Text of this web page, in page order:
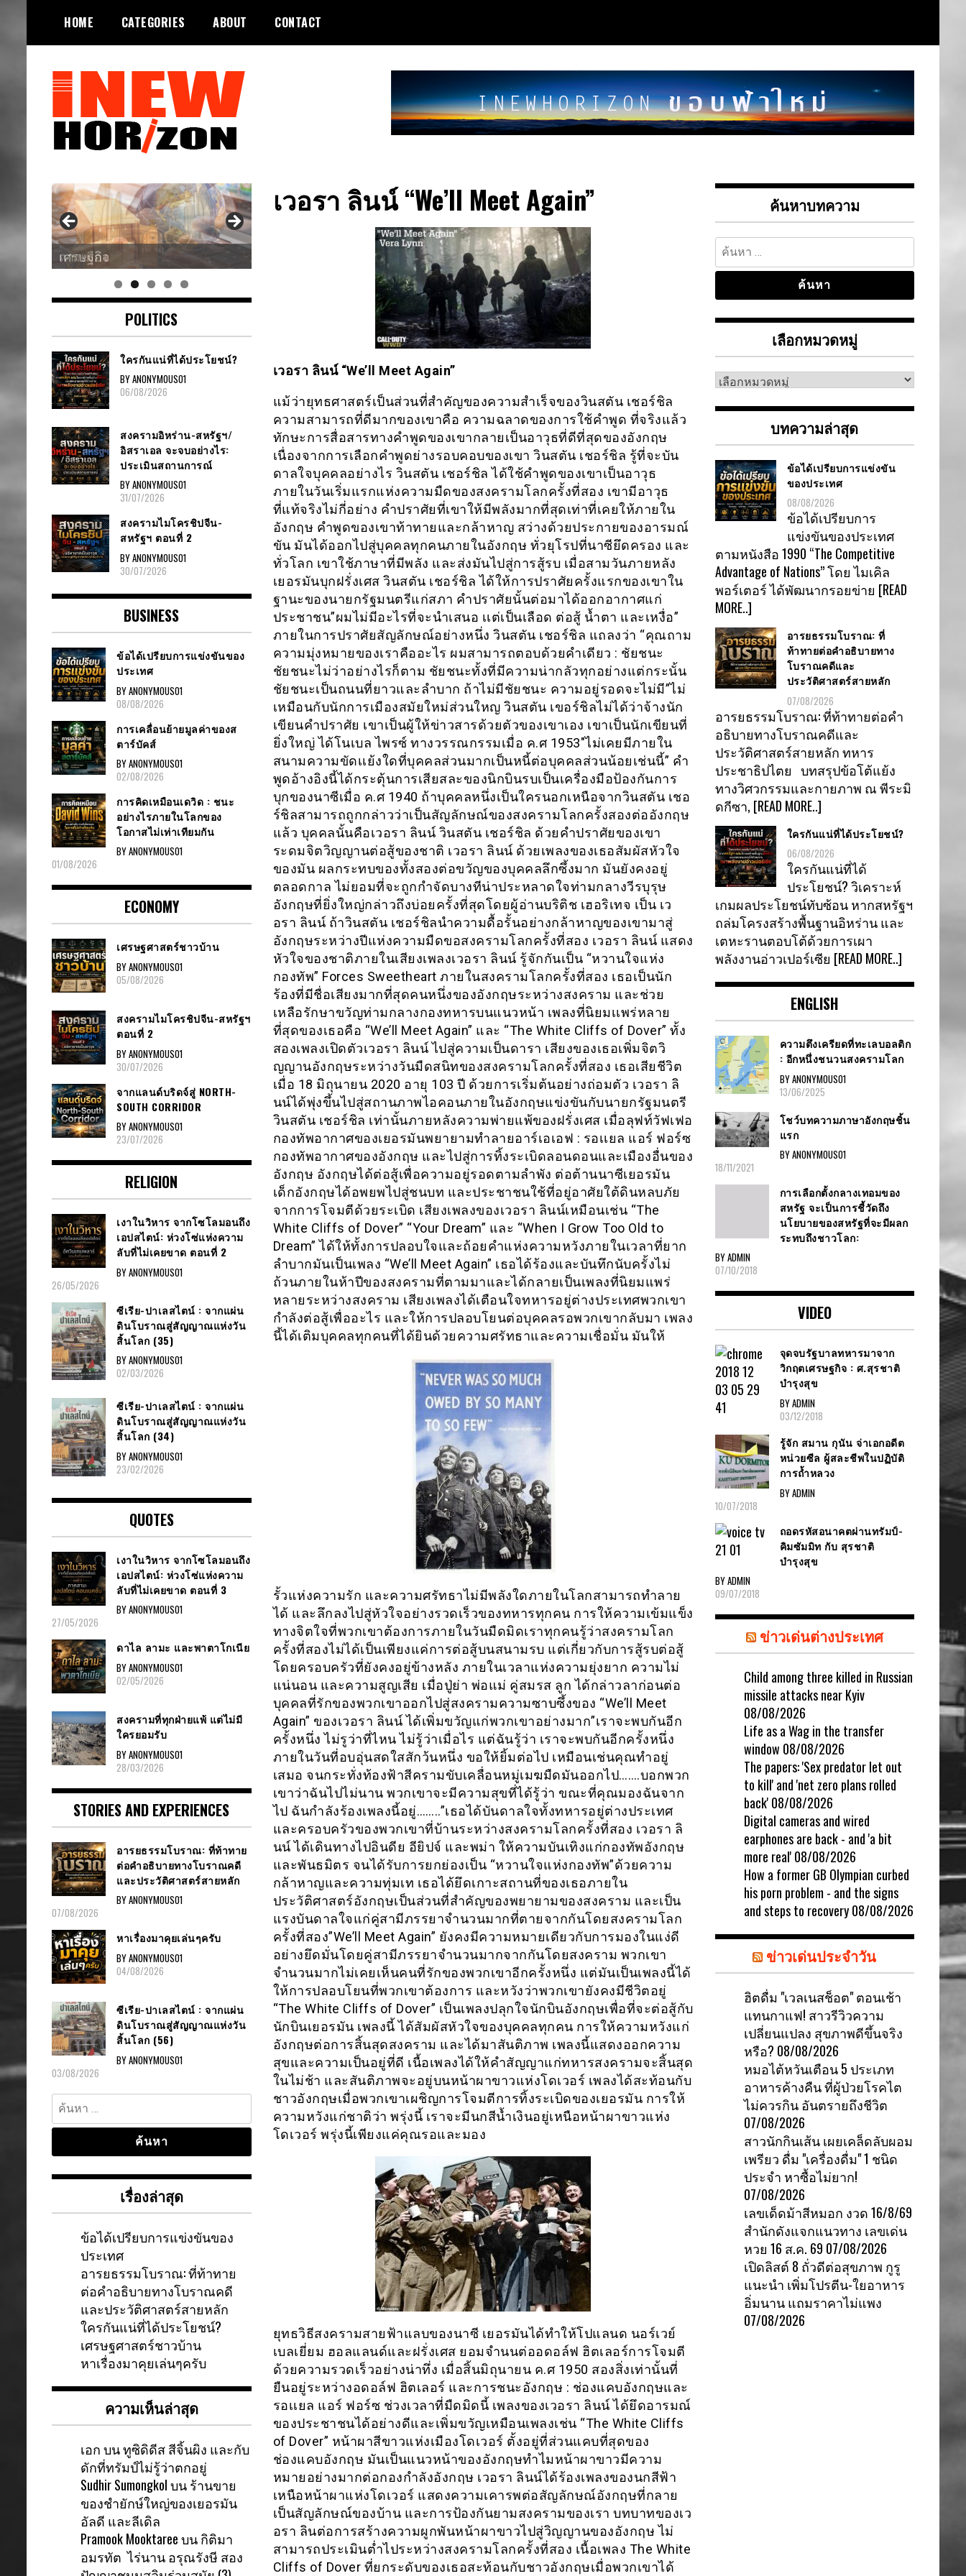
content
HOME CATEGORIES ABOUT CONTACT
INEWHORIZON
เวอรา ลินน์ “We’ll Meet Again”
เวอรา ลินน์ “We’ll Meet Again”
แม้ว่ายุทธศาสตร์เป็นส่วนที่สำคัญของความสำเร็จของวินสตัน เชอร์ชิล
ความสามารถที่ดีมากของเขาคือ ความฉลาดของการใช้คำพูด ที่จริงแล้ว
ทักษะการสื่อสารทางคำพูดของเขากลายเป็นอาวุธที่ดีที่สุดของอังกฤษ
เนื่องจากการเลือกคำพูดย่างรอบคอบของเขา วินสตัน เชอร์ชิล รู้ที่จะบัน
ดาลใจบุคคลอย่างไร วินสตัน เชอร์ชิล ได้ใช้คำพูดของเขาเป็นอาวุธ
ภายในวันเริ่มแรกแห่งความมืดของสงครามโลกครั้งที่สอง เขามีอาวุธ
ที่แท้จริงไม่กี่อย่าง คำปราศัยที่เขาให้มีพลังมากที่สุดเท่าที่เคยให้ภายใน
อังกฤษ คำพูดของเขาท้าทายและกล้าหาญ สว่างด้วยประกายของอารมณ์
ขัน มันได้ออกไปสู่บุคคลทุกคนภายในอังกฤษ ทั่วยุโรปที่นาซียึดครอง และ
ทั่วโลก เขาใช้ภาษาที่มีพลัง และส่งมันไปสู่การสู้รบ เมื่อสามวันภายหลัง
เยอรมันบุกฝรั่งเศส วินสตัน เชอร์ชิล ได้ให้การปราศัยครั้งแรกของเขาใน
ฐานะของนายกรัฐมนตรีแก่สภา คำปราศัยนั้นต่อมาได้ออกอากาศแก่
ประชาชน”ผมไม่มีอะไรที่จะนำเสนอ เเต่เป็นเลือด ต่อสู้ น้ำตา และเหงื่อ”
ภายในการปราศัยสัญลักษณ์อย่างหนึ่ง วินสตัน เชอร์ชิล แถลงว่า “คุณถาม
ความมุ่งหมายของเราคืออะไร ผมสามารถตอบด้วยคำเดียว : ชัยชนะ
ชัยชนะไม่ว่าอย่างไรก็ตาม ชัยชนะทั้งที่มีความน่ากลัวทุกอย่างแต่กระนั้น
ชัยชนะเป็นถนนที่ยาวและลำบาก ถ้าไม่มีชัยชนะ ความอยู่รอดจะไม่มี”ไม่
เหมือนกับนักการเมืองสมัยใหม่ส่วนใหญ วินสตัน เขอร์ชิลไม่ได้ว่าจ้างนัก
เขียนคำปราศัย เขาเป็นผู้ให้ข่าวสารด้วยตัวของเขาเอง เขาเป็นนักเขียนที่
ยิ่งใหญ่ ได้โนเบล ไพรซ์ ทางวรรณกรรมเมื่อ ค.ศ 1953″ไม่เคยมีภายใน
สนามความขัดเเย้งใดที่บุคคลส่วนมากเป็นหนี้ต่อบุคคลส่วนน้อยเช่นนี้” คำ
พูดอ้างอิงนี้ได้กระตุ้นการเสียสละของนิกบินรบเป็นเครื่องมือป้องกันการ
บุกของนาซีเมื่อ ค.ศ 1940 ถ้าบุคคลหนึ่งเป็นใครนอกเหนือจากวินสตัน เชอ
ร์ชิลสามารถถูกกล่าวว่าเป็นสัญลักษณ์ของสงครามโลกครั้งสองต่ออังกฤษ
แล้ว บุคคลนั้นคือเวอรา ลินน์ วินสตัน เชอร์ชิล ด้วยคำปราศัยของเขา
ระดมจิตวิญญานต่อสู้ของชาติ เวอรา ลินน์ ด้วยเพลงของเธอสัมผัสหัวใจ
ของมัน ผลกระทบของทั้งสองต่อขวัญของบุคคลลึกซึ้งมาก มันยังคงอยู่
ตลอดกาล ไม่ยอมที่จะถูกกำจัดบางทีน่าประหลาดใจท่ามกลางวีรบุรุษ
อังกฤษที่ยิ่งใหญ่กล่าวถึงบ่อยครั้งที่สุดโดยผู้อ่านบริติช เฮอริเทจ เป็น เว
อรา ลินน์ ถ้าวินสตัน เชอร์ชิลนำความดื้อรั้นอย่างกล้าหาญของเขามาสู่
อังกฤษระหว่างปีแห่งความมืดขอสงครามโลกครั้งที่สอง เวอรา ลินน์ แสดง
หัวใจของชาติภายในเสียงเพลงเวอรา ลินน์ รู้จักกันเป็น “หวานใจแห่ง
กองทัพ” Forces Sweetheart ภายในสงครามโลกครั้งที่สอง เธอเป็นนัก
ร้องที่มีชื่อเสียงมากที่สุดคนหนึ่งของอังกฤษระหว่างสงคราม และช่วย
เหลือรักษาขวัญท่ามกลางกองทหารบนแนวหน้า เพลงที่นิยมเเพร่หลาย
ที่สุดของเธอคือ “We’ll Meet Again” และ “The White Cliffs of Dover” ทั้ง
สองเพลงเปิดตัวเวอรา ลินน์ ไปสู่ความเป็นดารา เสียงของเธอเพิ่มจิตวิ
ญญานอังกฤษระหว่างวันมืดสนิทของสงครามโลกครั้งที่สอง เธอเสียชีวิต
เมื่อ 18 มิถุนายน 2020 อายุ 103 ปี ด้วยการเริ่มต้นอย่างถ่อมตัว เวอรา ลิ
นน์ได้พุ่งขึ้นไปสู่สถานภาพไอคอนภายในอังกฤษแข่งขันกับนายกรัฐมนตรี
วินสตัน เชอร์ชิล เท่านั้นภายหลังความพ่ายแพ้ของฝรั่งเศส เมื่อลุฟท์วัฟเฟอ
กองทัพอากาศของเยอรมันพยายามทำลายอาร์เอเอฟ : รอเเยล แอร์ ฟอร์ซ
กองทัพอากาศของอังกฤษ และไปสู่การทิ้งระเบิดลอนดอนและเมืองอื่นของ
อังกฤษ อังกฤษได้ต่อสู้เพื่อความอยู่รอดตามลำพัง ต่อต้านนาซีเยอรมัน
เด็กอังกฤษได้อพยพไปสู่ชนบท และประชาชนใช้ที่อยู่อาศัยใต้ดินหลบภัย
จากการโจมตีด้วยระเบิด เสียงเพลงของเวอรา ลินน์เหมือนเช่น “The
White Cliffs of Dover” “Your Dream” และ “When I Grow Too Old to
Dream” ได้ให้ทั้งการปลอบใจและถ้อยคำแห่งความหวังภายในเวลาที่ยาก
ลำบากมันเป็นเพลง “We’ll Meet Again” เธอได้ร้องและบันทึกนับครั้งไม่
ถ้วนภายในห้าปีของสงครามที่ตามมาและได้กลายเป็นเพลงที่นิยมแพร่
หลายระหว่างสงคราม เสียงเพลงได้เตือนใจทหารอยู่ต่างประเทศพวกเขา
กำลังต่อสู้เพื่ออะไร และให้การปลอบโยนต่อบุคคลรอพวกเขากลับมา เพลง
นี้ได้เติมบุคคลทุกคนที่ได้ยินด้วยความศรัทธาและความเชื่อมั่น มันให้
รั้วแห่งความรัก และความศรัทธาไม่มีพลังใดภายในโลกสามารถทำลาย
ได้ และลึกลงไปสู่หัวใจอย่างรวดเร็วของทหารทุกคน การให้ความเข้มแข็ง
ทางจิตใจที่พวกเขาต้องการภายในวันมืดมิดเราทุกคนรู้ว่าสงครามโลก
ครั้งที่สองไม่ได้เป็นเพียงแค่การต่อสู้บนสนามรบ แต่เกี่ยวกับการสู้รบต่อสู้
โดยครอบครัวที่ยังคงอยู่ข้างหลัง ภายในเวลาแห่งความยุ่งยาก ความไม่
แน่นอน และความสูญเสีย เมื่อปู่ย่า พ่อแม่ คู่สมรส ลูก ได้กล่าวลาก่อนต่อ
บุคคลที่รักของพวกเขาออกไปสู่สงครามความซาบซึ้งของ “We’ll Meet
Again” ของเวอรา ลินน์ ได้เพิ่มขวัญแก่พวกเขาอย่างมาก”เราจะพบกันอีก
ครั้งหนึ่ง ไม่รูว่าที่ไหน ไม่รู้ว่าเมื่อไร แต่ฉันรู้ว่า เราจะพบกันอีกครั้งหนึ่ง
ภายในวันที่อบอุ่นสดใสสักว้นหนึ่ง ขอให้ยิ้มต่อไป เหมือนเช่นคุณทำอยู่
เสมอ จนกระทั่งท้องฟ้าสีครามขับเคลื่อนหมู่เมฆมืดมันออกไป…….บอกพวก
เขาว่าฉันไปไม่นาน พวกเขาจะมีความสุขที่ได้รู้ว่า ขณะที่คุณมองฉันจาก
ไป ฉันกำลังร้องเพลงนี้อยู่……..”เธอได้บันดาลใจทั้งทหารอยู่ต่างประเทศ
และครอบครัวของพวกเขาที่บ้านระหว่างสงครามโลกครั้งที่สอง เวอรา ลิ
นน์ ได้เดินทางไปอินดีย อียิปจ์ และพม่า ให้ความบันเทิงแก่กองทัพอังกฤษ
และพันธมิตร จนได้รับการยกย่องเป็น “หวานใจแห่งกองทัพ”ด้วยความ
กล้าหาญและความทุ่มเท เธอได้ยึดเกาะสถานที่ของเธอภายใน
ประวัติศาสตร์อังกฤษเป็นส่วนที่สำคัญของพยายามของสงคราม และเป็น
แรงบันดาลใจแก่คู่สามีภรรยาจำนวนมากที่ตายจากกันโดยสงครามโลก
ครั้งที่สอง”We’ll Meet Again” ยังคงมีความหมายเดียวกับการมองในแง่ดี
อย่างยึดมั่นโดยคู่สามีภรรยาจำนวนมากจากกันโดยสงคราม พวกเขา
จำนวนมากไม่เคยเห็นคนที่รักของพวกเขาอีกครั้งหนึ่ง แต่มันเป็นเพลงนี้ได้
ให้การปลอบโยนที่พวกเขาต้องการ และหวังว่าพวกเขายังคงมีชีวิตอยู่
“The White Cliffs of Dover” เป็นเพลงปลุกใจนักบินอังกฤษเพื่อที่จะต่อสู้กับ
นักบินเยอรมัน เพลงนี้ ได้สัมผัสหัวใจของบุคคลทุกคน การให้ความหวังแก่
อังกฤษต่อการสิ้นสุดสงคราม และได้มาสันติภาพ เพลงนี้แสดงออกความ
สุขและความเป็นอยู่ที่ดี เนื้อเพลงได้ให้คำสัญญาแก่ทหารสงครามจะสิ้นสุด
ในไม่ช้า และสันติภาพจะอยู่บนหน้าผาขาวแห่งโดเวอร์ เพลงได้สะท้อนกับ
ชาวอังกฤษเมื่อพวกเขาเผชิญการโจมตีการทิ้งระเบิดของเยอรมัน การให้
ความหวังแก่ชาติว่า พรุ่งนี้ เราจะมีนกสีน้ำเงินอยู่เหนือหน้าผาขาวแห่ง
โดเวอร์ พรุ่งนี้เพียงแค่คุณรอและมอง
ยุทธวิธีสงครามสายฟ้าแลบของนาซี เยอรมันได้ทำให้โปแลนด นอร์เวย์
เบลเยี่ยม ฮอลแลนด์และฝรั่งเศส ยอมจำนนต่ออดอล์ฟ ฮิตเลอร์การโจมตี
ด้วยความรวดเร็วอย่างน่าทึ่ง เมื่อสิ้นมิถุนายน ค.ศ 1950 สองสิ่งเท่านั้นที่
ยืนอยู่ระหว่างอดอล์ฟ ฮิตเลอร์ และการชนะอังกฤษ : ช่องแคบอังกฤษและ
รอเเยล แอร์ ฟอร์ซ ช่วงเวลาที่มืดมิดนี้ เพลงของเวอรา ลินน์ ได้ยึดอารมณ์
ของประชาชนได้อย่างดีและเพิ่มขวัญเหมือนเพลงเช่น “The White Cliffs
of Dover” หน้าผาสีขาวแห่งเมืองโดเวอร์ ตั้งอยู่ที่ส่วนแคบที่สุดของ
ช่องแคบอังกฤษ มันเป็นแนวหน้าของอังกฤษทำไมหน้าผาขาวมีความ
หมายอย่างมากต่อกองกำลังอังกฤษ เวอรา ลินน์ได้ร้องเพลงของนกสีฟ้า
เหนือหน้าผาแห่งโดเวอร์ แสดงความเคารพต่อสัญลักษณ์อังกฤษที่กลาย
เป็นสัญลักษณ์ของบ้าน และการป้องกันยามสงครามของเรา บทบาทของเว
อรา ลินต่อการสร้างความผูกพันหน้าผาขาวไปสู่วิญญานของอังกฤษ ไม่
สามารถประเมินต่ำไประหว่างสงครามโลกครั้งที่สอง เนื้อเพลง The White
Cliffs of Dover ที่ยกระดับของเธอสะท้อนกับชาวอังกฤษเมื่อพวกเขาได้
เศรษฐกิจ
POLITICS
ใครกันแน่ที่ได้ประโยชน์?
BY ANONYMOUS01
06/08/2026
สงครามอิหร่าน-สหรัฐฯ/
อิสราเอล จะจบอย่างไร:
ประเมินสถานการณ์
BY ANONYMOUS01
31/07/2026
สงครามไมโครชิปจีน-
สหรัฐฯ ตอนที่ 2
BY ANONYMOUS01
30/07/2026
BUSINESS
ข้อได้เปรียบการแข่งขันของ
ประเทศ
BY ANONYMOUS01
08/08/2026
การเคลื่อนย้ายมูลค่าของส
ตาร์บัคส์
BY ANONYMOUS01
02/08/2026
การคิดเหมือนเดวิด : ชนะ
อย่างไรภายในโลกของ
โอกาสไม่เท่าเทียมกัน
BY ANONYMOUS01
01/08/2026
ECONOMY
เศรษฐศาสตร์ชาวบ้าน
BY ANONYMOUS01
05/08/2026
สงครามไมโครชิปจีน-สหรัฐฯ
ตอนที่ 2
BY ANONYMOUS01
30/07/2026
จากแลนด์บริดจ์สู่ NORTH-
SOUTH CORRIDOR
BY ANONYMOUS01
23/07/2026
RELIGION
เงาในวิหาร จากโซโลมอนถึง
เอปสไตน์: ห่วงโซ่แห่งความ
ลับที่ไม่เคยขาด ตอนที่ 2
BY ANONYMOUS01
26/05/2026
ซีเรีย​-ปาเลสไตน์​ : จากแผ่น
ดินโบราณสู่สัญญาณ​แห่งวัน
สิ้นโลก​ (35)
BY ANONYMOUS01
02/03/2026
ซีเรีย​-ปาเลสไตน์​ : จากแผ่น
ดินโบราณสู่สัญญาณ​แห่งวัน
สิ้นโลก​ (34)
BY ANONYMOUS01
23/02/2026
QUOTES
เงาในวิหาร จากโซโลมอนถึง
เอปสไตน์: ห่วงโซ่แห่งความ
ลับที่ไม่เคยขาด ตอนที่ 3
BY ANONYMOUS01
27/05/2026
ดาไล ลามะ และพาตาโกเนีย
BY ANONYMOUS01
02/05/2026
สงครามที่ทุกฝ่ายแพ้ แต่ไม่มี
ใครยอมรับ
BY ANONYMOUS01
28/03/2026
STORIES AND EXPERIENCES
อารยธรรมโบราณ: ที่ท้าทาย
ต่อคำอธิบายทางโบราณคดี
และประวัติศาสตร์สายหลัก
BY ANONYMOUS01
07/08/2026
หาเรื่องมาคุยเล่นๆครับ
BY ANONYMOUS01
04/08/2026
ซีเรีย-ปาเลสไตน์ : จากแผ่น
ดินโบราณสู่สัญญาณแห่งวัน
สิ้นโลก (56)
BY ANONYMOUS01
03/08/2026
ค้นหา
สำหรับ:
เรื่องล่าสุด
ข้อได้เปรียบการแข่งขันของ
ประเทศ
อารยธรรมโบราณ: ที่ท้าทาย
ต่อคำอธิบายทางโบราณคดี
และประวัติศาสตร์สายหลัก
ใครกันแน่ที่ได้ประโยชน์?
เศรษฐศาสตร์ชาวบ้าน
หาเรื่องมาคุยเล่นๆครับ
ความเห็นล่าสุด
เอกบนทูซิดิดีส สีจิ้นผิง และกับ
ดักที่ทรัมป์ไม่รู้ว่าตกอยู่
Sudhir Sumongkolบนร้านขาย
ของชำยักษ์ใหญ่ของเยอรมัน
อัลดี และลีเดิล
Pramook Mooktareeบนกิติมา
อมรทัต ไร่นาน อรุณรังษี สอง
ค้นหาบทความ
ค้นหา
สำหรับ:
เลือกหมวดหมู่
เลือก
หมู่
บทความล่าสุด
ข้อได้เปรียบการแข่งขัน
ของประเทศ
08/08/2026
ข้อได้เปรียบการ
แข่งขันของประเทศ
ตามหนังสือ 1990 “The Competitive
Advantage of Nations” โดย ไมเคิล
พอร์เตอร์ ได้พัฒนากรอยข่าย [READ
MORE..]
อารยธรรมโบราณ: ที่
ท้าทายต่อคำอธิบายทาง
โบราณคดีและ
ประวัติศาสตร์สายหลัก
07/08/2026
อารยธรรมโบราณ: ที่ท้าทายต่อคำ
อธิบายทางโบราณคดีและ
ประวัติศาสตร์สายหลัก ทหาร
ประชาธิปไตย บทสรุปข้อโต้แย้ง
ทางวิศวกรรมและกายภาพ ณ พีระมิ
ดกีซา, [READ MORE..]
ใครกันแน่ที่ได้ประโยชน์?
06/08/2026
ใครกันแน่ที่ได้
ประโยชน์? วิเคราะห์
เกมผลประโยชน์ทับซ้อน หากสหรัฐฯ
ถล่มโครงสร้างพื้นฐานอิหร่าน และ
เตหะรานตอบโต้ด้วยการเผา
พลังงานอ่าวเปอร์เซีย [READ MORE..]
ENGLISH
ความตึงเครียดที่ทะเลบอลติก
: อีกหนึ่งชนวนสงครามโลก
BY ANONYMOUS01
13/06/2025
โชว์บทความภาษาอังกฤษชิ้น
แรก
BY ANONYMOUS01
18/11/2021
การเลือกตั้งกลางเทอมของ
สหรัฐ จะเป็นการชี้วัดถึง
นโยบายของสหรัฐที่จะมีผลก
ระทบถึงชาวโลก:
BY ADMIN
07/10/2018
VIDEO
จุดจบรัฐบาลทหารมาจาก
วิกฤตเศรษฐกิจ : ศ.สุรชาติ
บำรุงสุข
BY ADMIN
03/12/2018
รู้จัก สมาน กุนัน จ่าเอกอดีต
หน่วยซีล ผู้สละชีพในปฏิบัติ
การถ้ำหลวง
BY ADMIN
10/07/2018
ถอดรหัสอนาคตผ่านทรัมป์-
คิมซัมมิท กับ สุรชาติ
บำรุงสุข
BY ADMIN
09/07/2018
ข่าวเด่นต่างประเทศ
Child among three killed in Russian
missile attacks near Kyiv
08/08/2026
Life as a Wag in the transfer
window 08/08/2026
The papers: 'Sex predator let out
to kill' and 'net zero plans rolled
back' 08/08/2026
Digital cameras and wired
earphones are back - and 'a bit
more real' 08/08/2026
How a former GB Olympian curbed
his porn problem - and the signs
and steps to recovery 08/08/2026
ข่าวเด่นประจำวัน
ฮิตดื่ม "เวลเนสช็อต" ตอนเช้า
แทนกาแฟ! สาวรีวิวความ
เปลี่ยนแปลง สุขภาพดีขึ้นจริง
หรือ? 08/08/2026
หมอไต้หวันเตือน 5 ประเภท
อาหารค้างคืน ที่ผู้ป่วยโรคไต
ไม่ควรกิน อันตรายถึงชีวิต
07/08/2026
สาวนักกินเส้น เผยเคล็ดลับผอม
เพรียว ดื่ม "เครื่องดื่ม" 1 ชนิด
ประจำ หาซื้อไม่ยาก!
07/08/2026
เลขเด็ดม้าสีหมอก งวด 16/8/69
สำนักดังแจกแนวทาง เลขเด่น
หวย 16 ส.ค. 69 07/08/2026
เปิดลิสต์ 8 ถั่วดีต่อสุขภาพ กูรู
แนะนำ เพิ่มโปรตีน-ใยอาหาร
อิ่มนาน แถมราคาไม่แพง
07/08/2026